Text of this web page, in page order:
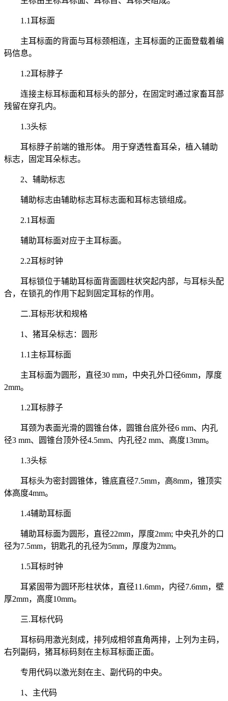
1.1耳标面
主耳标面的背面与耳标颈相连，主耳标面的正面登载着编
码信息。
1.2耳标脖子
连接主标耳标面和耳标头的部分，在固定时通过家畜耳部
残留在穿孔内。
1.3头标
耳标脖子前端的锥形体。 用于穿透牲畜耳朵，植入辅助
标志，固定耳朵标志。
2、辅助标志
辅助标志由辅助标志耳标志面和耳标志锁组成。
2.1耳标面
辅助耳标面对应于主耳标面。
2.2耳标时钟
耳标锁位于辅助耳标面背面圆柱状突起内部，与耳标头配
合，在锁孔的作用下起到固定耳标的作用。
二.耳标形状和规格
1、猪耳朵标志：圆形
1.1主标耳标面
主耳标面为圆形，直径30 mm，中央孔外口径6mm，厚度
2mm。
1.2耳标脖子
耳颈为表面光滑的圆锥台体，圆锥台底外径6 mm、内孔
径3 mm、圆锥台顶外径4.5mm、内孔径2 mm、高度13mm。
1.3头标
耳标头为密封圆锥体，锥底直径7.5mm，高8mm，锥顶实
体高度4mm。
1.4辅助耳标面
辅助耳标面为圆形，直径22mm，厚度2mm; 中央孔外的口
径为7.5mm，钥匙孔的孔径为5mm，厚度为2mm。
1.5耳标时钟
耳紧固带为圆环形柱状体，直径11.6mm，内径7.6mm，壁
厚2mm，高度10mm。
三.耳标代码
耳标码用激光刻成，排列成相邻直角两排，上列为主码，
右列副码，猪耳标码刻在主标耳标面正面。
专用代码以激光刻在主、副代码的中央。
1、主代码